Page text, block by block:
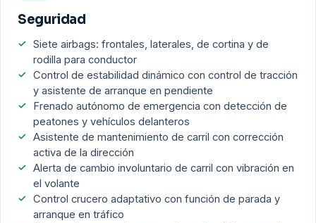
Seguridad
Siete airbags: frontales, laterales, de cortina y de
rodilla para conductor
Control de estabilidad dinámico con control de tracción
y asistente de arranque en pendiente
Frenado autónomo de emergencia con detección de
peatones y vehículos delanteros
Asistente de mantenimiento de carril con corrección
activa de la dirección
Alerta de cambio involuntario de carril con vibración en
el volante
Control crucero adaptativo con función de parada y
arranque en tráfico